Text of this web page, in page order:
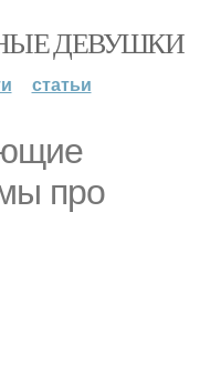
ДЕВУШКИ
статьи
про